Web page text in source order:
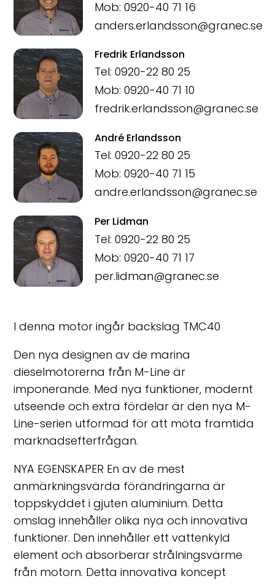
Mob: 0920-40 71 16
anders.erlandsson@granec.se
Fredrik Erlandsson
Tel: 0920-22 80 25
Mob: 0920-40 71 10
fredrik.erlandsson@granec.se
André Erlandsson
Tel: 0920-22 80 25
Mob: 0920-40 71 15
andre.erlandsson@granec.se
Per Lidman
Tel: 0920-22 80 25
Mob: 0920-40 71 17
per.lidman@granec.se
I denna motor ingår backslag TMC40
Den nya designen av de marina
dieselmotorerna från M-Line är
imponerande. Med nya funktioner, modernt
utseende och extra fördelar är den nya M-
Line-serien utformad för att möta framtida
marknadsefterfrågan.
NYA EGENSKAPER En av de mest
anmärkningsvärda förändringarna är
toppskyddet i gjuten aluminium. Detta
omslag innehåller olika nya och innovativa
funktioner. Den innehåller ett vattenkyld
element och absorberar strålningsvärme
från motorn. Detta innovativa koncept